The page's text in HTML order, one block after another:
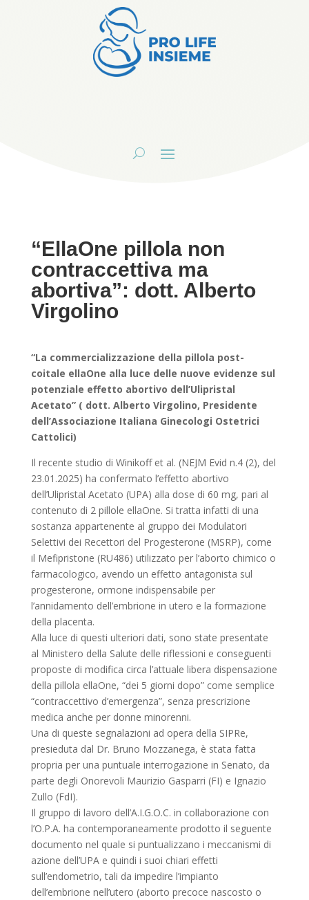
“EllaOne pillola non
contraccettiva ma
abortiva”: dott. Alberto
Virgolino
“La commercializzazione della pillola post-
coitale ellaOne alla luce delle nuove evidenze sul
potenziale effetto abortivo dell’Ulipristal
Acetato” ( dott. Alberto Virgolino, Presidente
dell’Associazione Italiana Ginecologi Ostetrici
Cattolici)
Il recente studio di Winikoff et al. (NEJM Evid n.4 (2), del
23.01.2025) ha confermato l’effetto abortivo
dell’Ulipristal Acetato (UPA) alla dose di 60 mg, pari al
contenuto di 2 pillole ellaOne. Si tratta infatti di una
sostanza appartenente al gruppo dei Modulatori
Selettivi dei Recettori del Progesterone (MSRP), come
il Mefipristone (RU486) utilizzato per l’aborto chimico o
farmacologico, avendo un effetto antagonista sul
progesterone, ormone indispensabile per
l’annidamento dell’embrione in utero e la formazione
della placenta.
Alla luce di questi ulteriori dati, sono state presentate
al Ministero della Salute delle riflessioni e conseguenti
proposte di modifica circa l’attuale libera dispensazione
della pillola ellaOne, “dei 5 giorni dopo” come semplice
“contraccettivo d’emergenza”, senza prescrizione
medica anche per donne minorenni.
Una di queste segnalazioni ad opera della SIPRe,
presieduta dal Dr. Bruno Mozzanega, è stata fatta
propria per una puntuale interrogazione in Senato, da
parte degli Onorevoli Maurizio Gasparri (FI) e Ignazio
Zullo (FdI).
Il gruppo di lavoro dell’A.I.G.O.C. in collaborazione con
l’O.P.A. ha contemporaneamente prodotto il seguente
documento nel quale si puntualizzano i meccanismi di
azione dell’UPA e quindi i suoi chiari effetti
sull’endometrio, tali da impedire l’impianto
dell’embrione nell’utero (aborto precoce nascosto o